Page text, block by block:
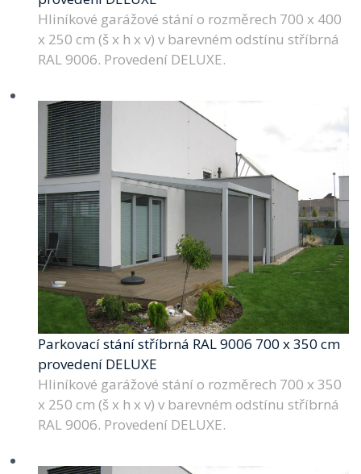
Hliníkové garážové stání o rozměrech 700 x 400
x 250 cm (š x h x v) v barevném odstínu stříbrná
RAL 9006. Provedení DELUXE.
Parkovací stání stříbrná RAL 9006 700 x 350 cm
provedení DELUXE
Hliníkové garážové stání o rozměrech 700 x 350
x 250 cm (š x h x v) v barevném odstínu stříbrná
RAL 9006. Provedení DELUXE.